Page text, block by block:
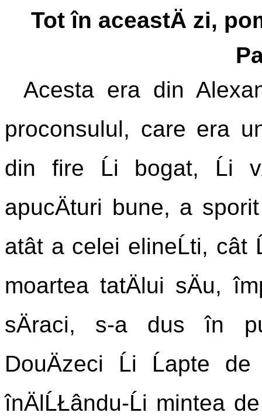
Tot în aceastÄ zi,
Acesta era din
proconsulul, care era
din fire Ĺi bogat, Ĺi
apucÄturi bune, a sporit
atât a celei elineĹti, cât
moartea tatÄlui sÄu,
sÄraci, s-a dus în
DouÄzeci Ĺi Ĺapte
înÄlĹŁându-Ĺi mintea